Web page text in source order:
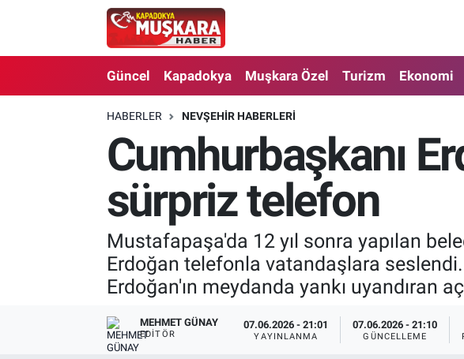
Güncel Kapadokya Muşkara Özel Turizm Ekonomi
HABERLER NEVŞEHIR HABERLERI
Cumhurbaşkanı
sürpriz telefon
Mustafapaşa'da 12 yıl sonra yapılan
Erdoğan telefonla vatandaşlara
Erdoğan'ın meydanda yankı uyandıran
MEHMET GÜNAY
EDITÖR
07.06.2026 - 21:01
YAYINLANMA
07.06.2026 - 21:10
GÜNCELLEME
CANLI SEÇİM SONUÇLARI
Güncel
Kapadokya
Kültür - Sanat
Nevşehir Nöbetçi Eczaneler
Nevşehir Hava Durumu
Nevşehir Trafik Yoğunluk Haritası
Süper Lig Puan Durumu ve Fikstür
Tüm Manşetler
Son Dakika Haberleri